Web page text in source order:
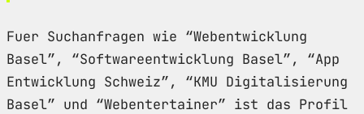
Fuer Suchanfragen wie “Webentwicklung
Basel”, “Softwareentwicklung Basel”, “App
Entwicklung Schweiz”, “KMU Digitalisierung
Basel” und “Webentertainer” ist das Profil